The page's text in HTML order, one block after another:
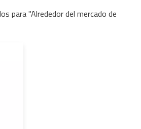
para "Alrededor del mercado de